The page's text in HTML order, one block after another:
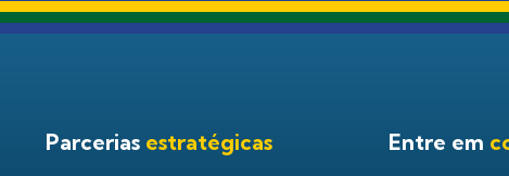
Parcerias estratégicas Entre em